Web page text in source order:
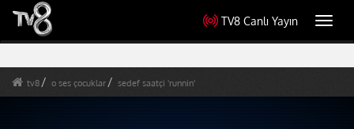
TV8 Canlı Yayın
tv8 o ses çocuklar sedef saatçi 'runnin'